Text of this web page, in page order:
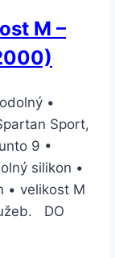
M –
•
Sport,
9 •
silikon •
• velikost M
DO